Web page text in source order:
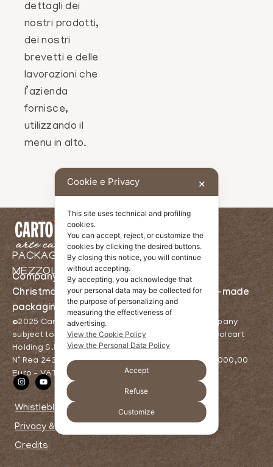
dettagli dei
nostri prodotti,
dei nostri
brevetti e delle
lavorazioni che
l’azienda
fornisce,
utilizzando il
menu in alto.
PACKAGING COMPANY BASED IN
MEZZOLOMBARDO, TRENTO
Company specialised in cardboard boxes,
Christmas packaging, wine boxes, custom-made
packaging and much more!
©2025 Cartotrentina S.r.l. – A single-member company
subject to the management and coordination of Dolcart
Holding S.R.L.
N° Rea 243039, Fully Paid-Up Share Capital 1.000.000,00
Euro – VAT No. / Fiscal Code 02691910224
Whistleblowing
Privacy & Cookies
Credits
Cookie e Privacy ✕
This site uses technical and profiling
cookies.
You can accept, reject, or customize the
cookies by clicking the desired buttons.
By closing this notice, you will continue
without accepting.
By accepting, you acknowledge that
your personal data may be collected for
the purpose of personalizing and
measuring the effectiveness of
advertising.
View the Cookie Policy
View the Personal Data Policy
Accept
Refuse
Customize